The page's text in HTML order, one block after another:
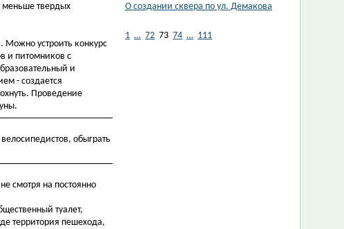
меньше твердых
Можно устроить конкурс
и питомников с
и
- создается
Проведение
обыграть
смотря на постоянно
туалет,
территория пешехода,
​О создании сквера по ул. Демакова
1 … 72 73 74 … 111